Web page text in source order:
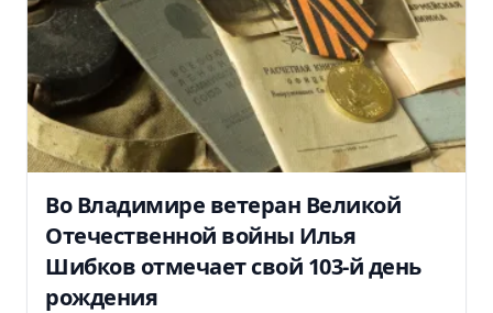
Во Владимире ветеран Великой
Отечественной войны Илья
Шибков отмечает свой 103-й день
рождения